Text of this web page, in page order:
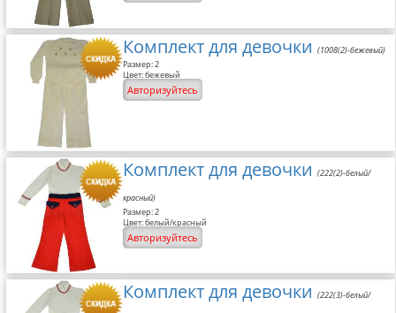
Комплект для девочки(1008(2)-бежевый)
Размер: 2
Цвет: бежевый
Авторизуйтесь
Комплект для девочки(222(2)-белый/
красный)
Размер: 2
Цвет: белый/красный
Авторизуйтесь
Комплект для девочки(222(3)-белый/